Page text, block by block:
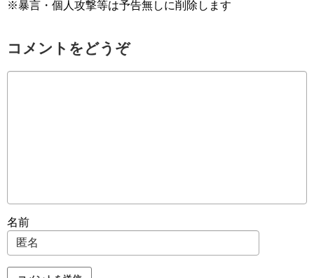
※暴言・個人攻撃等は予告無しに削除します
コメントをどうぞ
名前